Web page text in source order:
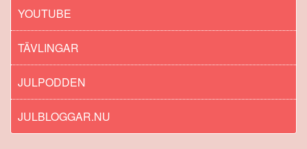
YOUTUBE
TÄVLINGAR
JULPODDEN
JULBLOGGAR.NU